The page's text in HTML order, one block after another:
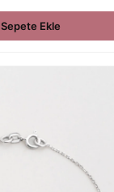
Sepete Ekle